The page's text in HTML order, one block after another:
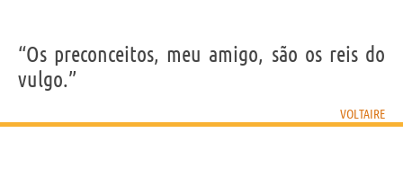
“Os preconceitos, meu amigo, são os reis do
vulgo.”
VOLTAIRE